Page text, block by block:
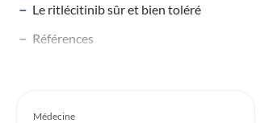
Le ritlécitinib sûr et bien toléré
Références
Médecine